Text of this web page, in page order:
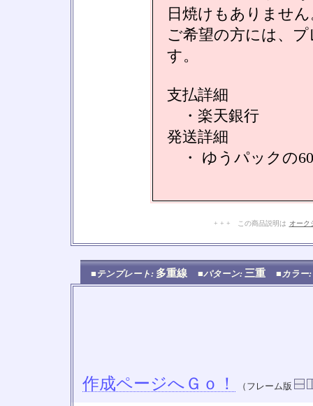
日焼けもありませ
ご希望の方には、
す。
支払詳細
・楽天銀行
発送詳細
・ ゆうパックの
+ + + この商品説明は オーク
■テンプレート: 多重線 ■パターン: 三重 ■カラー:
作成ページへＧｏ！ （フレーム版